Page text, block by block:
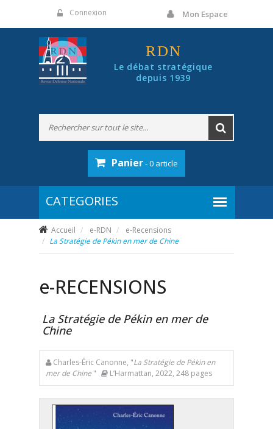
Connexion Mon Espace
RDN
Le débat stratégique
depuis 1939
Panier- 0 article
Accueil e-RDN
e-Recensions
La Stratégie de Pékin en mer de Chine
e-RECENSIONS
La Stratégie de Pékin en mer de
Chine
Charles-Éric Canonne, "La Stratégie de Pékin en
mer de Chine " L’Harmattan, 2022, 248 pages